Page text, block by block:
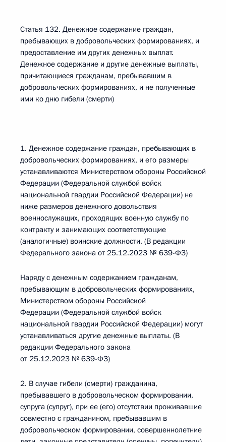
Статья 132. Денежное содержание граждан,
пребывающих в добровольческих формированиях, и
предоставление им других денежных выплат.
Денежное содержание и другие денежные выплаты,
причитающиеся гражданам, пребывавшим в
добровольческих формированиях, и не полученные
ими ко дню гибели (смерти)
1. Денежное содержание граждан, пребывающих в
добровольческих формированиях, и его размеры
устанавливаются Министерством обороны Российской
Федерации (Федеральной службой войск
национальной гвардии Российской Федерации) не
ниже размеров денежного довольствия
военнослужащих, проходящих военную службу по
контракту и занимающих соответствующие
(аналогичные) воинские должности. (В редакции
Федерального закона от 25.12.2023 № 639-ФЗ)
Наряду с денежным содержанием гражданам,
пребывающим в добровольческих формированиях,
Министерством обороны Российской
Федерации (Федеральной службой войск
национальной гвардии Российской Федерации) могут
устанавливаться другие денежные выплаты. (В
редакции Федерального закона
от 25.12.2023 № 639-ФЗ)
2. В случае гибели (смерти) гражданина,
пребывавшего в добровольческом формировании,
супруга (супруг), при ее (его) отсутствии проживавшие
совместно с гражданином, пребывавшим в
добровольческом формировании, совершеннолетние